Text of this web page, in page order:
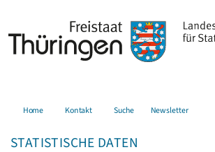
Home Kontakt Suche Newsletter
STATISTISCHE DATEN